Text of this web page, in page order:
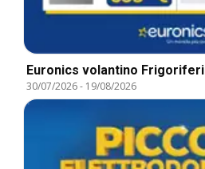
Euronics volantino Frigoriferi
30/07/2026- 19/08/2026